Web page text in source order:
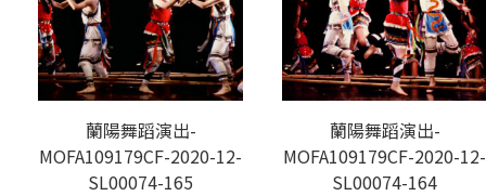
蘭陽舞蹈演出-
MOFA109179CF-2020-12-
SL00074-165
蘭陽舞蹈演出-
MOFA109179CF-2020-12-
SL00074-164